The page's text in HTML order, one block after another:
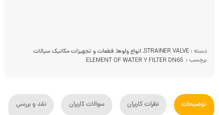
دسته : STRAINER VALVE
,انواع ولوها, قطعات و تجهیزات مکانیک سیالات
برچسب : ELEMENT OF WATER Y FILTER DN65
توضیحات نظرات کاربران سوالات کاربران نقد و بررسی